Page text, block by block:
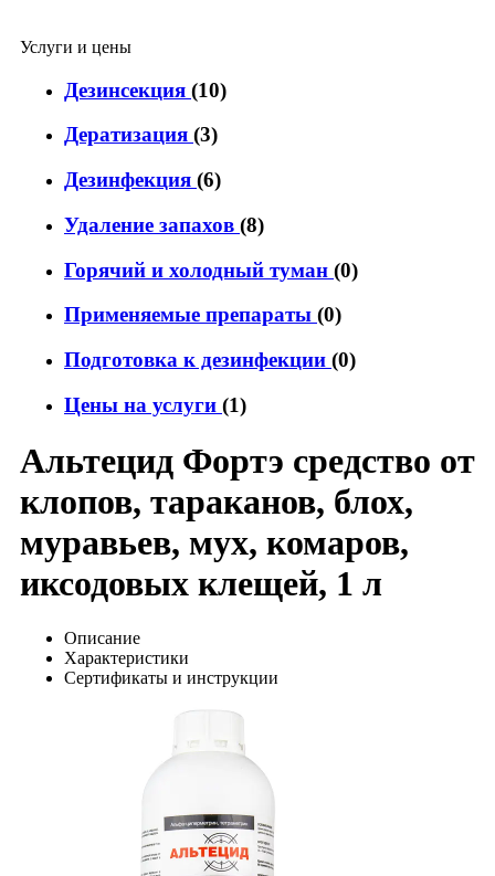
Услуги и цены
Дезинсекция (10)
Дератизация (3)
Дезинфекция (6)
Удаление запахов (8)
Горячий и холодный туман (0)
Применяемые препараты (0)
Подготовка к дезинфекции (0)
Цены на услуги (1)
Альтецид Фортэ средство от
клопов, тараканов, блох,
муравьев, мух, комаров,
иксодовых клещей, 1 л
Описание
Характеристики
Сертификаты и инструкции